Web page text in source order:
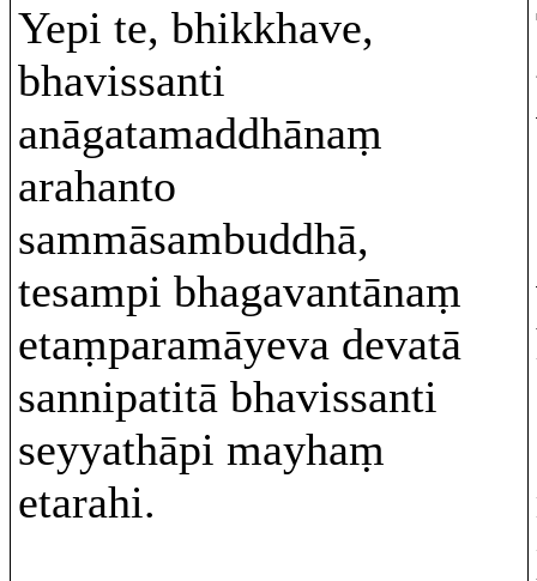
Yepi te, bhikkhave,
bhavissanti
anāgatamaddhānaṃ
arahanto
sammāsambuddhā,
tesampi bhagavantānaṃ
etaṃparamāyeva devatā
sannipatitā bhavissanti
seyyathāpi mayhaṃ
etarahi.